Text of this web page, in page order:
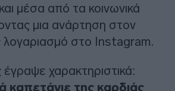
μέσα από τα κοινωνικά
μια ανάρτηση στον
στο Instagram.
χαρακτηριστικά:
καπετάνιε της καρδιάς